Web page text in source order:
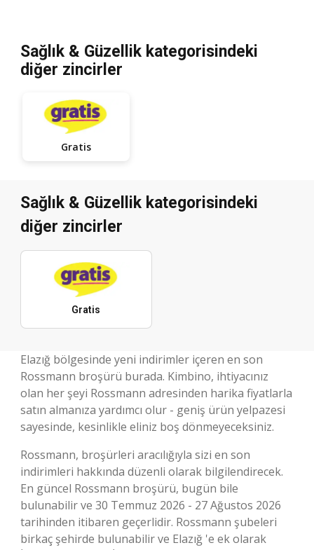
Sağlık & Güzellik kategorisindeki
diğer zincirler
Gratis
Sağlık & Güzellik kategorisindeki
diğer zincirler
Gratis
Elazığ bölgesinde yeni indirimler içeren en son
Rossmann broşürü burada. Kimbino, ihtiyacınız
olan her şeyi Rossmann adresinden harika fiyatlarla
satın almanıza yardımcı olur - geniş ürün yelpazesi
sayesinde, kesinlikle eliniz boş dönmeyeceksiniz.
Rossmann, broşürleri aracılığıyla sizi en son
indirimleri hakkında düzenli olarak bilgilendirecek.
En güncel Rossmann broşürü, bugün bile
bulunabilir ve 30 Temmuz 2026 - 27 Ağustos 2026
tarihinden itibaren geçerlidir. Rossmann şubeleri
birkaç şehirde bulunabilir ve Elazığ 'e ek olarak